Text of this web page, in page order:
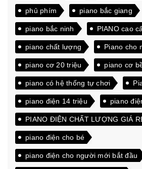
phủ phím piano bắc giang
piano bắc ninh PIANO cao
piano chất lượng Piano cho
piano cơ 20 triệu piano cơ
piano có hệ thống tự chơi
piano điện 14 triệu piano
PIANO ĐIỆN CHẤT LƯỢNG GIÁ
piano điện cho bé
piano điện cho người mới bắt đầu